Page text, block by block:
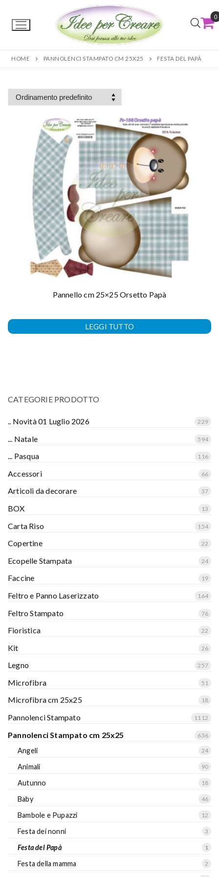
0
HOME PANNOLENCI STAMPATO CM 25X25 FESTA DEL PAPÀ
Pannello cm 25×25 Orsetto Papà
LEGGI TUTTO
CATEGORIE PRODOTTO
.. Novità 01 Luglio 2026 229
... Natale 594
... Pasqua 116
Accessori 66
Articoli da decorare 37
BOX 13
Carta Riso 154
Copertine 22
Ecopelle Stampata 24
Faccine 19
Feltro e Panno Laserizzato 164
Feltro Stampato 76
Fioristica 22
Kit 26
Legno 257
Microfibra 51
Microfibra cm 25x25 18
Pannolenci Stampato 1112
Pannolenci Stampato cm 25x25 636
Angeli 24
Animali 90
Autunno 18
Baby 46
Bambole e Pupazzi 12
Festa dei nonni 3
Festa del Papà 1
Festa della mamma 2